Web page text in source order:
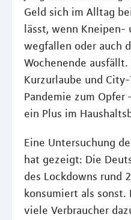
Geld sich im Alltag
lässt, wenn Kneipen-
wegfallen oder auch
Wochenende
Kurzurlaube und
Pandemie zum
ein Plus im
Eine Untersuchung
hat gezeigt: Die
des Lockdowns rund
konsumiert als
viele Verbraucher